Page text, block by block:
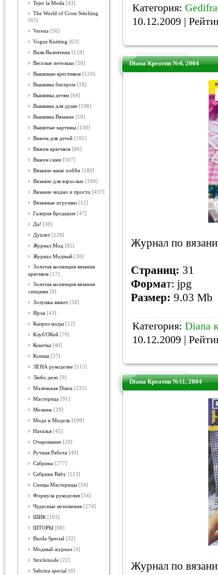
Tejer la Moda [43]
The World of Cross Stitching
[65]
Verena [56]
Vogue Knitting [63]
Валя-Валентина [118]
Веселые петельки [50]
Вышиваю крестиком [124]
Вышивка бисером [18]
Вышивка детям [64]
Вышивка для души [198]
Вышивка.Вязание [10]
Вышитые картины [130]
Вяжем для детей [101]
Вяжем крючком [66]
Вяжем сами [507]
Вязание ваше хобби [180]
Вязание для взрослых [199]
Вязание модно и просто [457]
Вязанные игрушки [12]
Галерия Бродерия [47]
Да! [30]
Дуплет [128]
Журнал Мод [85]
Журнал Модный [30]
Золотая коллекция вязания
крючком [17]
Золотая коллекция вязания
спицами [9]
Золушка вяжет [58]
Ирэн [43]
Каприз моды [12]
Клуб'ОКей [79]
Кокетка [40]
Ксюша [57]
ЛЕНА рукоделие [115]
Любо дело [9]
Маленькая Diana [235]
Мастерица [91]
Меланж [29]
Мода и Модель [108]
Наталья [45]
Очарование [20]
Ручная Работа [40]
Сабрина [277]
Сабрина Baby [113]
Спицы Мастерицы [34]
Формула рукоделия [54]
Чудесные мгновения [274]
ШИК [103]
ШТОРЫ [88]
Burda Special [32]
Модный журнал [4]
Strickmode [22]
Sabrina special [6]
Категория: Gedifra
10.12.2009 |
Diana Креатив №4, 2004
Журнал по
Страниц: 31
Формат: jpg
Размер: 9.03 Mb
Категория: Diana
10.12.2009 |
Diana Креатив №11, 2004
Журнал по